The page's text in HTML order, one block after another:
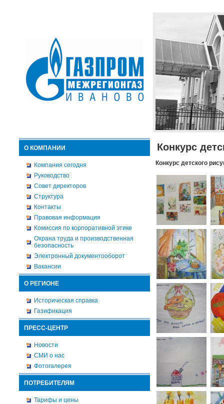
О КОМПАНИИ
Компания сегодня
Руководство
Совет директоров
Структура
Контакты
Правовая информация
Комиссия по корпоративной этике
Охрана труда и производственная
безопасность
Электронный документооборот
Вакансии
О РЕГИОНЕ
Историческая справка
Газификация
ПРЕСС-ЦЕНТР
Новости
СМИ о нас
Фотогалерея
ПОТРЕБИТЕЛЯМ
Тарифы и цены
Конкурс
Конкурс детского